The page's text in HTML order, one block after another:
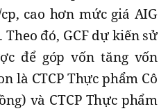
cao hơn mức giá AIG
đó, GCF dự kiến sử
để góp vốn tăng vốn
là CTCP Thực phẩm Cô
và CTCP Thực phẩm